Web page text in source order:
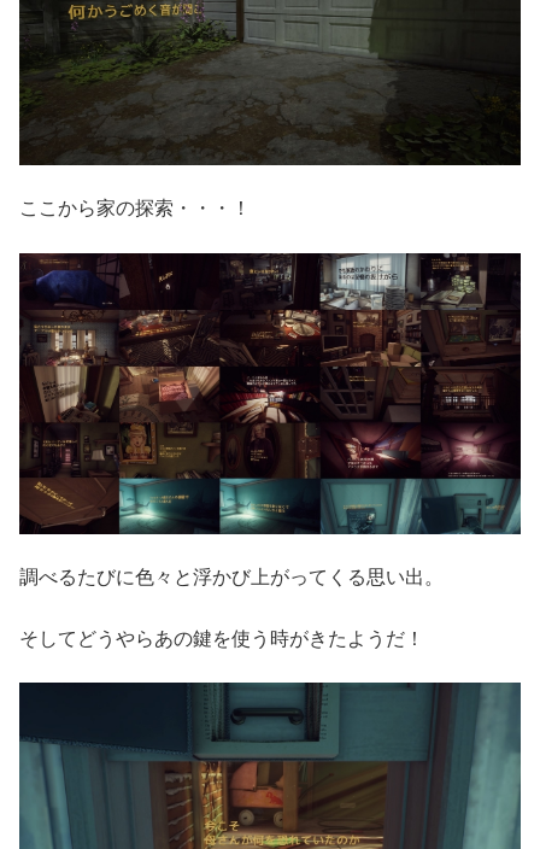
ここから家の探索・・・！
調べるたびに色々と浮かび上がってくる思い出。
そしてどうやらあの鍵を使う時がきたようだ！